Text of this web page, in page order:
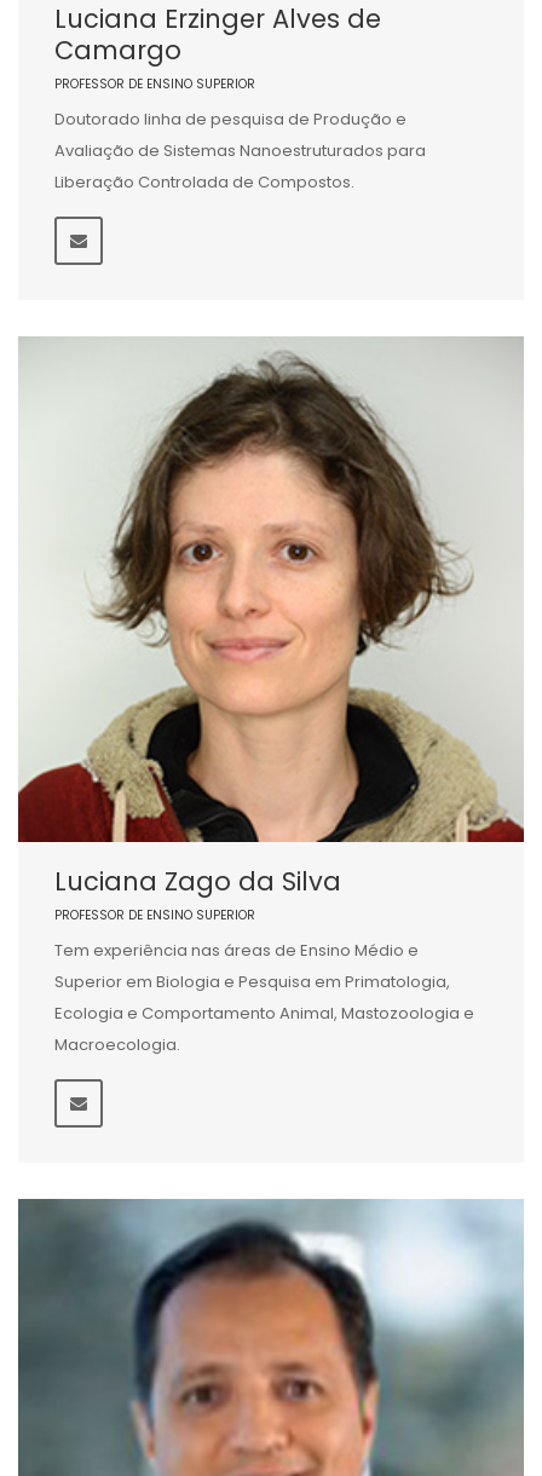
Luciana Erzinger Alves de
Camargo
PROFESSOR DE ENSINO SUPERIOR
Doutorado linha de pesquisa de Produção e
Avaliação de Sistemas Nanoestruturados para
Liberação Controlada de Compostos.
Luciana Zago da Silva
PROFESSOR DE ENSINO SUPERIOR
Tem experiência nas áreas de Ensino Médio e
Superior em Biologia e Pesquisa em Primatologia,
Ecologia e Comportamento Animal, Mastozoologia e
Macroecologia.